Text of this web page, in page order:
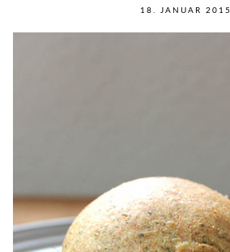
18. JANUAR 2015